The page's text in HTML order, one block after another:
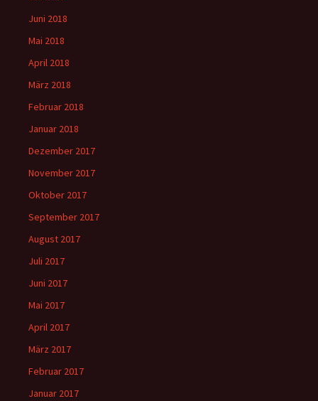
Juni 2018
Mai 2018
April 2018
März 2018
Februar 2018
Januar 2018
Dezember 2017
November 2017
Oktober 2017
September 2017
August 2017
Juli 2017
Juni 2017
Mai 2017
April 2017
März 2017
Februar 2017
Januar 2017